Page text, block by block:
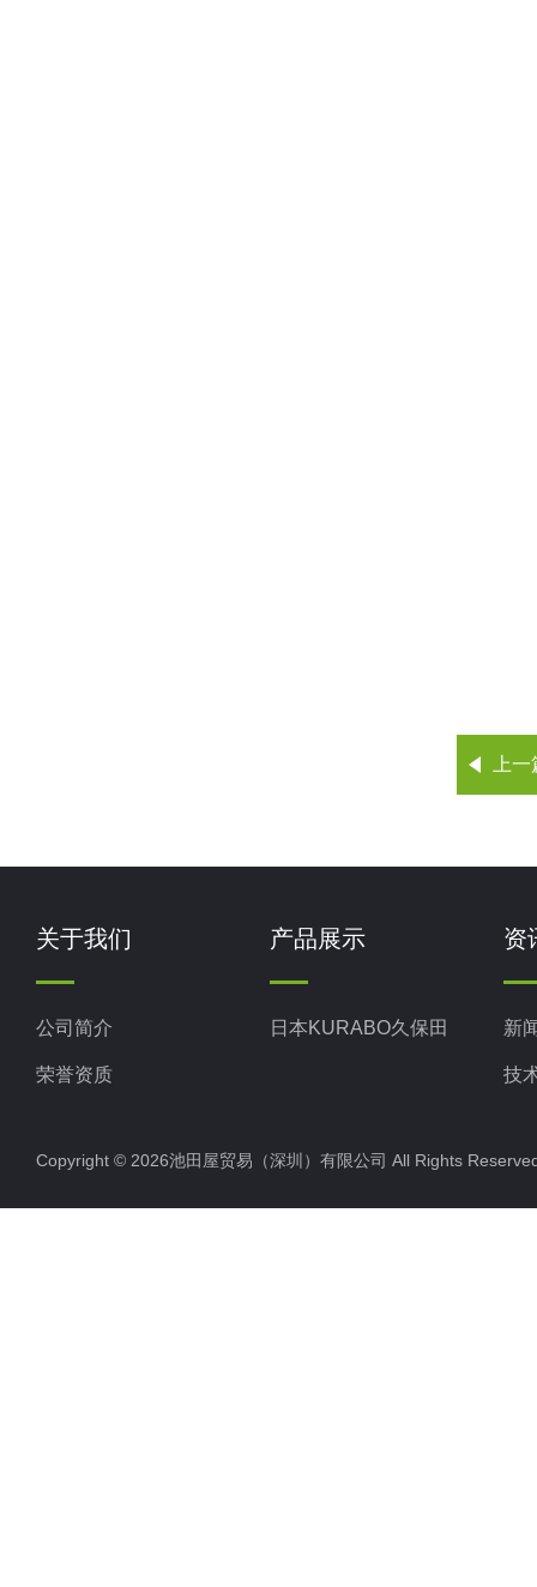
上
关于我们
公司简介
荣誉资质
产品展示
日本KURABO久保田
资
新
技
Copyright © 2026池田屋贸易（深圳）有限公司 All Rights